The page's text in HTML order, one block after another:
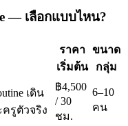
— เลือกแบบไหน?
ราคา
เริ่มต้น
ขนาด
กลุ่ม
เดิน
ครูตัวจริง
฿4,500
/ 30
ชม.
6–10
คน